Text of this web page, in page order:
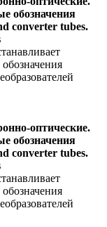
обозначения
converter tubes.
оптические.
обозначения
converter tubes.